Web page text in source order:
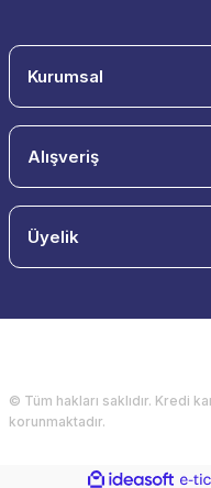
Kurumsal
Alışveriş
Üyelik
© Tüm hakları saklıdır. Kredi
korunmaktadır.